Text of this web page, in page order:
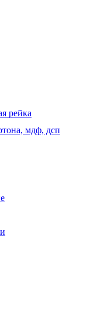
рейка
мдф, дсп